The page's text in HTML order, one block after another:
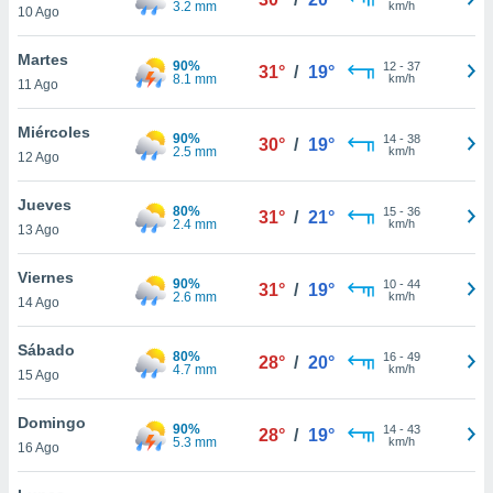
y
más
nuestra
y
de
disponible
cookies
10 Ago
3.2 mm
km/h
Martes
11 Ago
90%
8.1 mm
31° / 19° 12- 37
km/h
Miércoles
12 Ago
90%
2.5 mm
30° / 19° 14- 38
km/h
Jueves
13 Ago
80%
2.4 mm
31° / 21° 15- 36
km/h
Viernes
14 Ago
90%
2.6 mm
31° / 19° 10- 44
km/h
Sábado
15 Ago
80%
4.7 mm
28° / 20° 16- 49
km/h
Domingo
16 Ago
90%
5.3 mm
28° / 19° 14- 43
km/h